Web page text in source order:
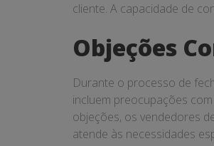
cliente. A capacidade de
Objeções
Durante o processo de
incluem preocupações
objeções, os vendedores
atende às necessidades